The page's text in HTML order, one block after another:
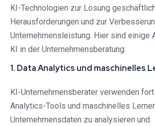
KI-Technologien zur Lösung
Herausforderungen und zur
Unternehmensleistung. Hier sind einige
KI in der Unternehmensberatung:
1. Data Analytics und maschinelles
KI-Unternehmensberater verwenden
Analytics-Tools und maschinelles
Unternehmensdaten zu analysieren und